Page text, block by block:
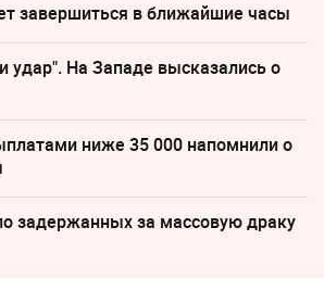
завершиться в ближайшие часы
удар". На Западе высказались о
ниже 35 000 напомнили о
задержанных за массовую драку